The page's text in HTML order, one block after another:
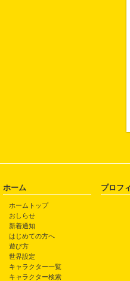
ホーム
ホームトップ
おしらせ
新着通知
はじめての方へ
遊び方
世界設定
キャラクター一覧
キャラクター検索
プロフ